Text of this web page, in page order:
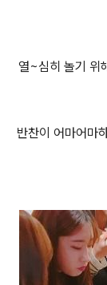
열~심히 놀기 위
반찬이 어마어마